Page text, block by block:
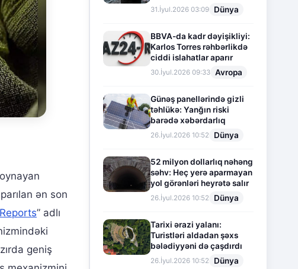
ən son
” adlı
geniş
31.İyul.2026 03:09 Dünya
BBVA-da kadr dəyişikliyi:
Karlos Torres rəhbərlikdə
ciddi islahatlar aparır
30.İyul.2026 09:33 Avropa
Günəş panellərində gizli
təhlükə: Yanğın riski
barədə xəbərdarlıq
26.İyul.2026 10:52 Dünya
52 milyon dollarlıq nəhəng
səhv: Heç yerə aparmayan
yol görənləri heyrətə salır
26.İyul.2026 10:52 Dünya
Tarixi ərazi yalanı:
Turistləri aldadan şəxs
bələdiyyəni də çaşdırdı
26.İyul.2026 10:52 Dünya